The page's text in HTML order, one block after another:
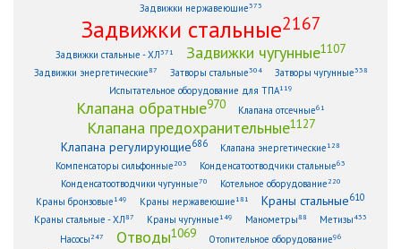
Задвижки нержавеющие373
Задвижки стальные2167
Задвижки стальные - ХЛ371 Задвижки чугунные1107
Задвижки энергетические87 Затворы стальные304 Затворы чугунные338
Испытательное оборудование для ТПА119
Клапана обратные970 Клапана отсечные61
Клапана предохранительные1127
Клапана регулирующие686 Клапана энергетические128
Компенсаторы сильфонные203 Конденсатоотводчики стальные63
Конденсатоотводчики чугунные70 Котельное оборудование220
Краны бронзовые149 Краны нержавеющие181 Краны стальные610
Краны стальные - ХЛ87 Краны чугунные149 Манометры88 Метизы433
Насосы247 Отводы1069 Отопительное оборудование96